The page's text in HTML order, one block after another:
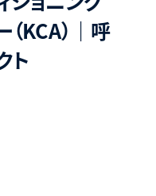
KCA）｜呼
ト